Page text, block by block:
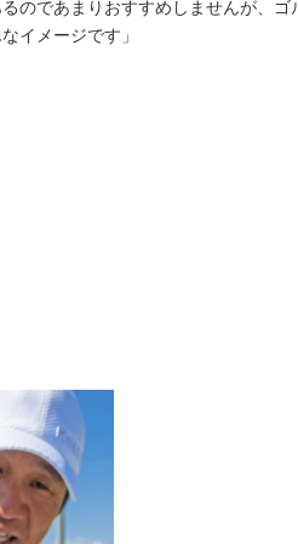
のであまりおすすめしませんが、ゴ
イメージです」